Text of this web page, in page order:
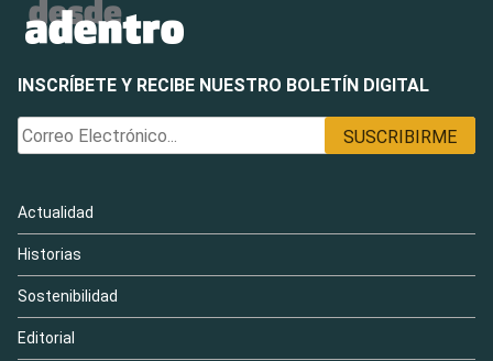
INSCRÍBETE Y RECIBE NUESTRO BOLETÍN DIGITAL
Actualidad
Historias
Sostenibilidad
Editorial